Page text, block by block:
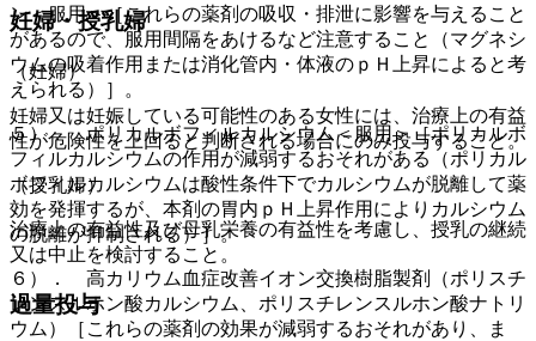
妊婦・授乳婦
（妊婦）
妊婦又は妊娠している可能性のある女性には、治療上の有益
性が危険性を上回ると判断される場合にのみ投与すること。
（授乳婦）
治療上の有益性及び母乳栄養の有益性を考慮し、授乳の継続
又は中止を検討すること。
過量投与
ン＜服用＞［これらの薬剤の吸収・排泄に影響を与えること
があるので、服用間隔をあけるなど注意すること（マグネシ
ウムの吸着作用または消化管内・体液のｐＨ上昇によると考
えられる）］。
５）． ポリカルボフィルカルシウム＜服用＞［ポリカルボ
フィルカルシウムの作用が減弱するおそれがある（ポリカル
ボフィルカルシウムは酸性条件下でカルシウムが脱離して薬
効を発揮するが、本剤の胃内ｐＨ上昇作用によりカルシウム
の脱離が抑制される）］。
６）． 高カリウム血症改善イオン交換樹脂製剤（ポリスチ
レンスルホン酸カルシウム、ポリスチレンスルホン酸ナトリ
ウム）［これらの薬剤の効果が減弱するおそれがあり、ま